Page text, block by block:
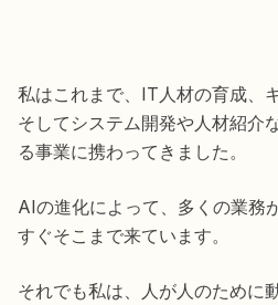
私はこれまで、IT人材の育成、
そしてシステム開発や人材紹介
る事業に携わってきました。
AIの進化によって、多くの業務
すぐそこまで来ています。
それでも私は、人が人のために